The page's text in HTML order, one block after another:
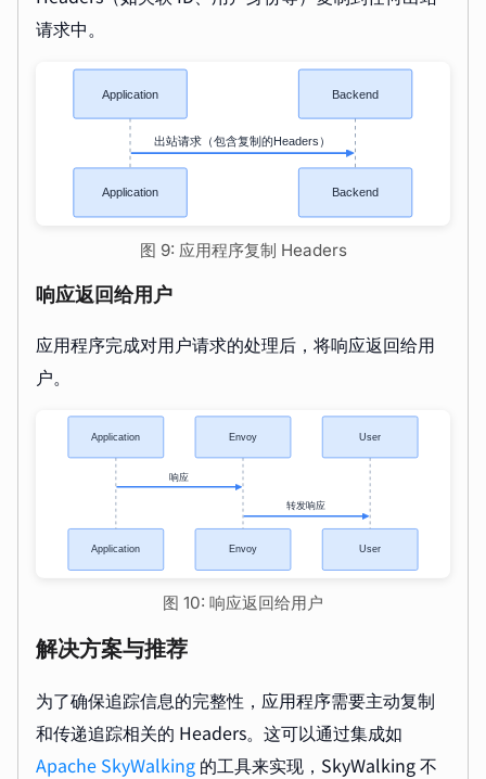
请求中。
图 9: 应用程序复制 Headers
响应返回给用户
应用程序完成对用户请求的处理后，将响应返回给用
户。
图 10: 响应返回给用户
解决方案与推荐
为了确保追踪信息的完整性，应用程序需要主动复制
和传递追踪相关的 Headers。这可以通过集成如
Apache SkyWalking 的工具来实现，SkyWalking 不